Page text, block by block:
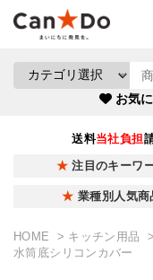
お気
送料当社負担
注目のキーワ
業種別人気商
HOME キッチン用品
水筒底シリコンカバー